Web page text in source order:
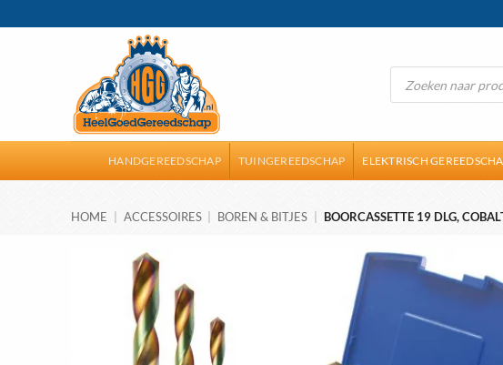
naar
Producten
zoeken
HANDGEREEDSCHAP TUINGEREEDSCHAP ELEKTRISCH
HOME | ACCESSOIRES | BOREN & BITJES | BOORCASSETTE 19 DLG,